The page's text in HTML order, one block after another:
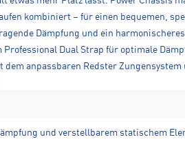
kombiniert – für einen bequemen,
Dämpfung und ein
Professional Dual Strap für optimale
anpassbaren Redster
und verstellbarem statischem